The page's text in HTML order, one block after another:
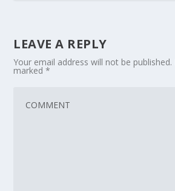
LEAVE A REPLY
Your email address will not be published.
marked*